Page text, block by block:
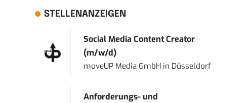
STELLENANZEIGEN
Social Media Content Creator
(m/w/d)
moveUP Media GmbH in Düsseldorf
Anforderungs- und